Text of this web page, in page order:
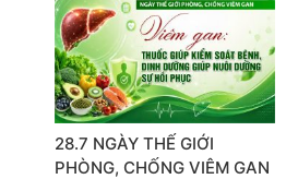
28.7 NGÀY THẾ GIỚI
PHÒNG, CHỐNG VIÊM GAN